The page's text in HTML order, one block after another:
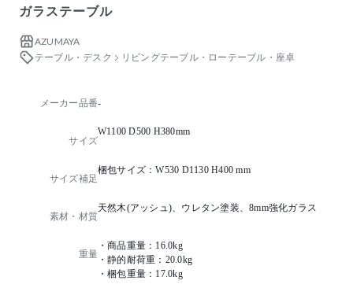
ガラステーブル
AZUMAYA
テーブル・デスク
リビングテーブル・ローテーブル・座卓
メーカー品番-
サイズ
W1100 D500 H380mm
サイズ補足
梱包サイズ：W530 D1130 H400 mm
素材・材質
天然木(アッシュ)、ウレタン塗装、8mm強化ガラス
重量
・商品重量：16.0kg
・静的耐荷重：20.0kg
・梱包重量：17.0kg